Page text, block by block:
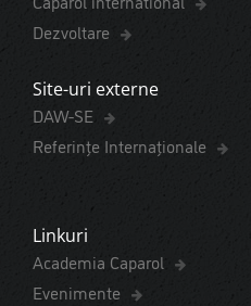
Dezvoltare
Site-uri externe
DAW-SE
Referințe Internaționale
Linkuri
Academia Caparol
Evenimente